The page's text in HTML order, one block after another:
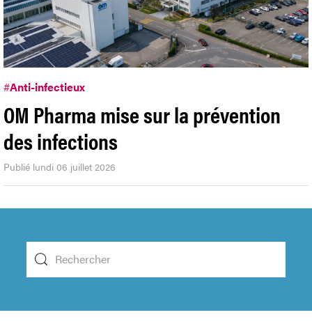
#Anti-infectieux
OM Pharma mise sur la prévention
des infections
Publié lundi 06 juillet 2026